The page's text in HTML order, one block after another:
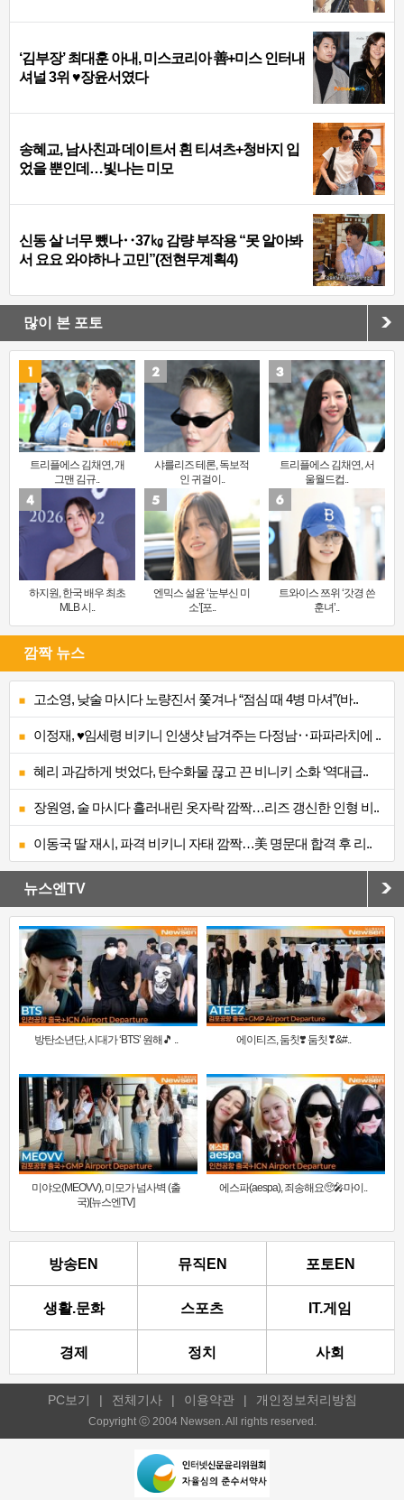
‘김부장’ 최대훈 아내, 미스코리아 善+미스 인터내
셔널 3위 ♥장윤서였다
송혜교, 남사친과 데이트서 흰 티셔츠+청바지 입
었을 뿐인데…빛나는 미모
신동 살 너무 뺐나‥37㎏ 감량 부작용 “못 알아봐
서 요요 와야하나 고민”(전현무계획4)
많이 본 포토
트리플에스 김채연, 개
그맨 김규..
샤를리즈 테론, 독보적
인 귀걸이..
트리플에스 김채연, 서
울월드컵..
하지원, 한국 배우 최초
MLB 시..
엔믹스 설윤 ‘눈부신 미
소’[포..
트와이스 쯔위 ‘갓경 쓴
훈녀’..
깜짝 뉴스
고소영, 낮술 마시다 노량진서 쫓겨나 “점심 때 4병 마셔”(바..
이정재, ♥임세령 비키니 인생샷 남겨주는 다정남‥파파라치에 ..
혜리 과감하게 벗었다, 탄수화물 끊고 끈 비니키 소화 ‘역대급..
장원영, 술 마시다 흘러내린 옷자락 깜짝…리즈 갱신한 인형 비..
이동국 딸 재시, 파격 비키니 자태 깜짝…美 명문대 합격 후 리..
뉴스엔TV
방탄소년단, 시대가 ‘BTS’ 원해🎵 .. 에이티즈, 둠칫❣️ 둠칫❣&#..
미야오(MEOVV), 미모가 넘사벽 (출
국)[뉴스엔TV]
에스파(aespa), 죄송해요🥺🎤마이..
방송EN 뮤직EN 포토EN
생활.문화 스포츠 IT.게임
경제 정치 사회
PC보기 | 전체기사 | 이용약관 | 개인정보처리방침
Copyright ⓒ 2004 Newsen. All rights reserved.